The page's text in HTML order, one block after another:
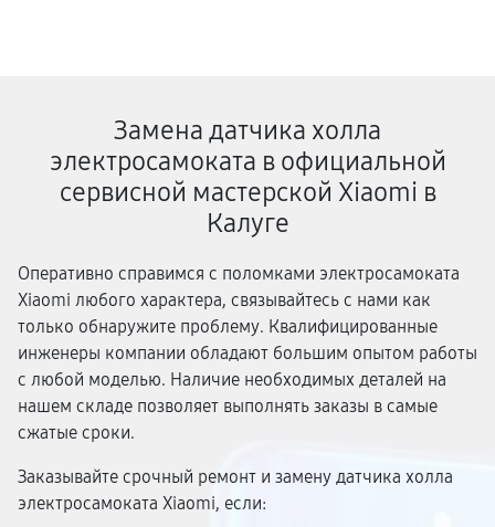
Замена датчика холла
электросамоката в официальной
сервисной мастерской Xiaomi в
Калуге
Оперативно справимся с поломками электросамоката
Xiaomi любого характера, связывайтесь с нами как
только обнаружите проблему. Квалифицированные
инженеры компании обладают большим опытом работы
с любой моделью. Наличие необходимых деталей на
нашем складе позволяет выполнять заказы в самые
сжатые сроки.
Заказывайте срочный ремонт и замену датчика холла
электросамоката Xiaomi, если: